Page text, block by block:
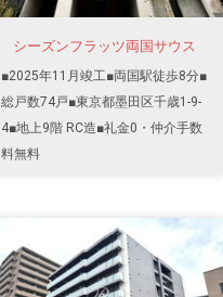
シーズンフラッツ両国サウス
■2025年11月竣工■両国駅徒歩8分■
総戸数74戸■東京都墨田区千歳1-9-
4■地上9階 RC造■礼金0・仲介手数
料無料